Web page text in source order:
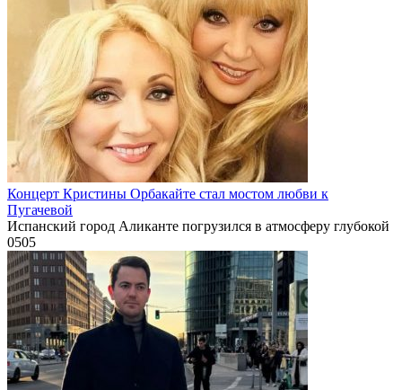
Концерт Кристины Орбакайте стал мостом любви к
Пугачевой
Испанский город Аликанте погрузился в атмосферу глубокой
0505